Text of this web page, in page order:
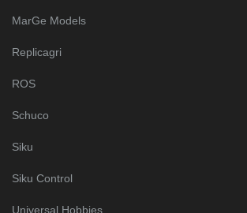
MarGe Models
Replicagri
ROS
Schuco
Siku
Siku Control
Universal Hobbies